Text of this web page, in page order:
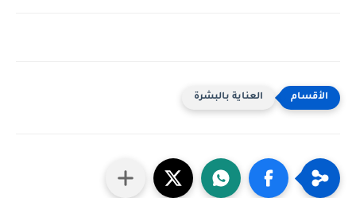
العناية بالبشرة